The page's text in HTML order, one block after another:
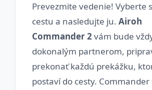
Prevezmite vedenie! Vyberte
cestu a nasledujte ju. Airoh
Commander 2vám bude
dokonalým partnerom,
prekonať každú prekážku,
postaví do cesty. Commander